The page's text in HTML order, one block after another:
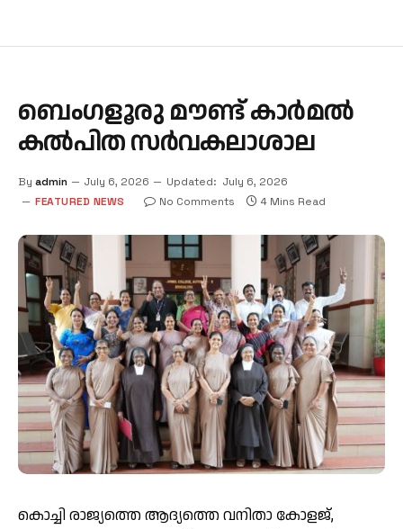
ബെംഗളൂരു മൗണ്ട് കാര്‍മല്‍
കല്‍പിത സര്‍വകലാശാല
By admin July 6, 2026 Updated: July 6, 2026
FEATURED NEWS
No Comments 4 Mins Read
കൊച്ചി രാജ്യത്തെ ആദ്യത്തെ വനിതാ കോളജ്,